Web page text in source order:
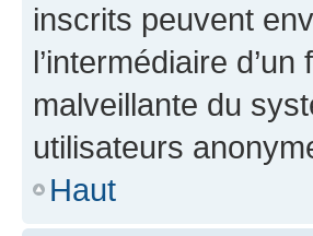
inscrits peuvent
l’intermédiaire
malveillante du
utilisateurs
Haut